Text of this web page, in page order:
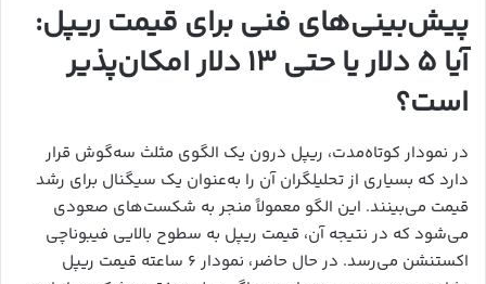
پیش‌بینی‌های فنی برای قیمت ریپل:
آیا ۵ دلار یا حتی ۱۳ دلار امکان‌پذیر
است؟
در نمودار کوتاه‌مدت، ریپل درون یک الگوی مثلث سه‌گوش قرار
دارد که بسیاری از تحلیلگران آن را به‌عنوان یک سیگنال برای رشد
قیمت می‌بینند. این الگو معمولاً منجر به شکست‌های صعودی
می‌شود که در نتیجه آن، قیمت ریپل به سطوح بالایی فیبوناچی
اکستنشن می‌رسد. در حال حاضر، نمودار ۶ ساعته قیمت ریپل